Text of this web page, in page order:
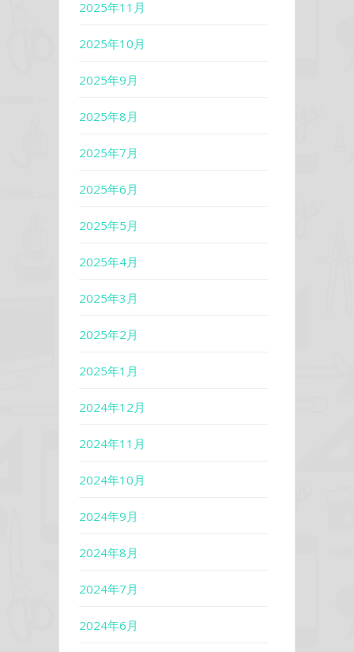
2025年11月
2025年10月
2025年9月
2025年8月
2025年7月
2025年6月
2025年5月
2025年4月
2025年3月
2025年2月
2025年1月
2024年12月
2024年11月
2024年10月
2024年9月
2024年8月
2024年7月
2024年6月